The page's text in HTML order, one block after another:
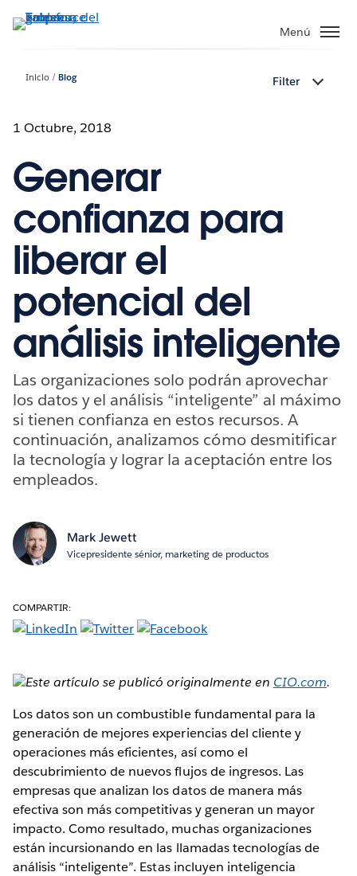
Menú
Inicio Blog Filter
1 Octubre, 2018
Generar
confianza para
liberar el
potencial del
análisis inteligente
Las organizaciones solo podrán aprovechar
los datos y el análisis “inteligente” al máximo
si tienen confianza en estos recursos. A
continuación, analizamos cómo desmitificar
la tecnología y lograr la aceptación entre los
empleados.
Mark Jewett
Vicepresidente sénior, marketing de productos
COMPARTIR:
Este artículo se publicó originalmente en CIO.com.
Los datos son un combustible fundamental para la
generación de mejores experiencias del cliente y
operaciones más eficientes, así como el
descubrimiento de nuevos flujos de ingresos. Las
empresas que analizan los datos de manera más
efectiva son más competitivas y generan un mayor
impacto. Como resultado, muchas organizaciones
están incursionando en las llamadas tecnologías de
análisis “inteligente”. Estas incluyen inteligencia